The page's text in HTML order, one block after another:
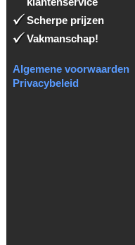
Scherpe prijzen
Vakmanschap!
Algemene voorwaarden
Privacybeleid